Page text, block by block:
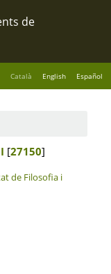
Català English Español
[27150]
de Filosofia i